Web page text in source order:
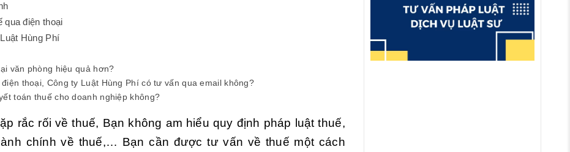
điện thoại
Hùng Phí
văn phòng hiệu quả hơn?
thoại, Công ty Luật Hùng Phí có tư vấn qua email không?
toán thuế cho doanh nghiệp không?
rắc rối về thuế, Bạn không am hiểu quy định pháp luật thuế,
chính về thuế,… Bạn cần được tư vấn về thuế một cách